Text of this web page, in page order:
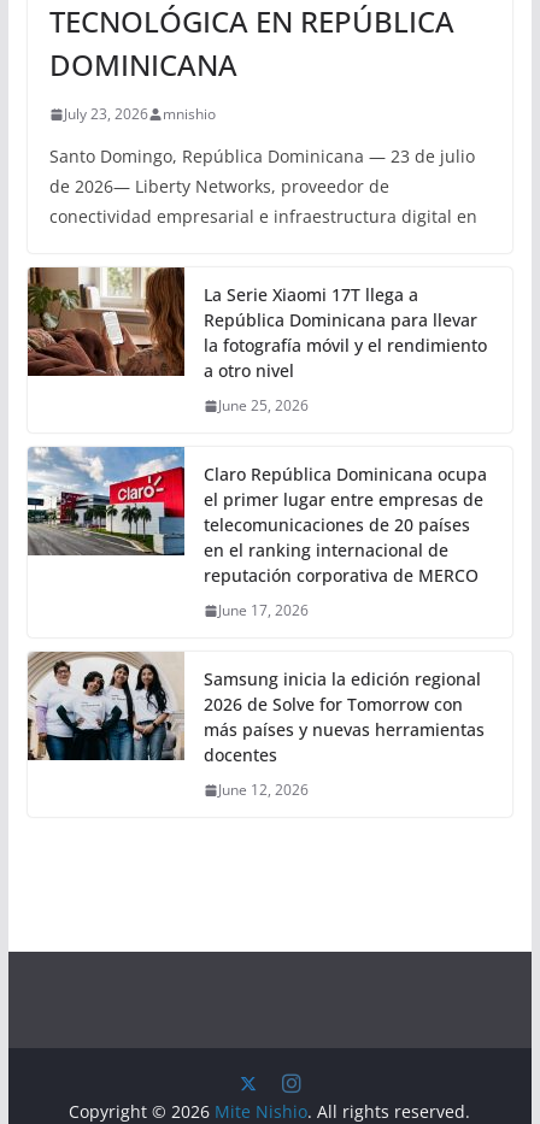
TECNOLÓGICA EN REPÚBLICA
DOMINICANA
July 23, 2026 mnishio
Santo Domingo, República Dominicana — 23 de julio
de 2026— Liberty Networks, proveedor de
conectividad empresarial e infraestructura digital en
La Serie Xiaomi 17T llega a
República Dominicana para llevar
la fotografía móvil y el rendimiento
a otro nivel
June 25, 2026
Claro República Dominicana ocupa
el primer lugar entre empresas de
telecomunicaciones de 20 países
en el ranking internacional de
reputación corporativa de MERCO
June 17, 2026
Samsung inicia la edición regional
2026 de Solve for Tomorrow con
más países y nuevas herramientas
docentes
June 12, 2026
Copyright © 2026 Mite Nishio. All rights reserved.